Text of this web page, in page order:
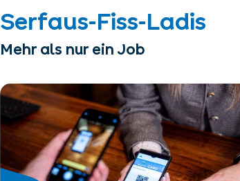
Serfaus-Fiss-Ladis
Mehr als nur ein Job